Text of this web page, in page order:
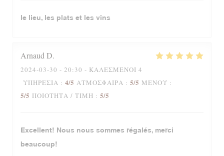
le lieu, les plats et les vins
ArnaudD
2024-03-30 - 20:30 - ΚΑΛΕΣΜΈΝΟΙ 4
ΥΠΗΡΕΣΊΑ : 4/5 ΑΤΜΌΣΦΑΙΡΑ : 5/5 ΜΕΝΟΎ :
5/5 ΠΟΙΌΤΗΤΑ / ΤΙΜΉ : 5/5
Excellent! Nous nous sommes régalés, merci
beaucoup!